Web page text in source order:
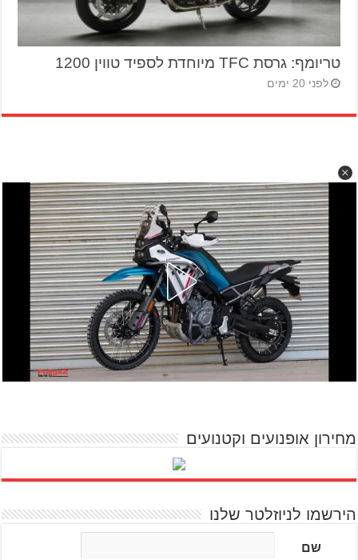
טריומף: גרסת TFC מיוחדת לספיד טווין 1200
לפני 20 ימים
מחירון אופנועים וקטנועים
הירשמו לניוזלטר שלנו
שם